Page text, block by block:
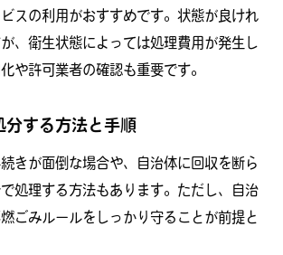
スの利用がおすすめです。状態が良けれ
、衛生状態によっては処理費用が発生し
や許可業者の確認も重要です。
分する方法と手順
きが面倒な場合や、自治体に回収を断ら
処理する方法もあります。ただし、自治
ごみルールをしっかり守ることが前提と